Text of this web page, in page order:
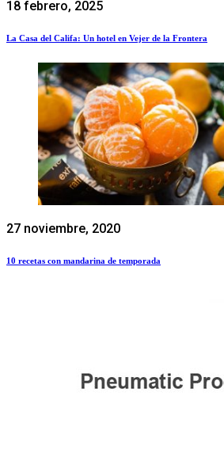
18 febrero, 2025
La Casa del Califa: Un hotel en Vejer de la Frontera
27 noviembre, 2020
10 recetas con mandarina de temporada